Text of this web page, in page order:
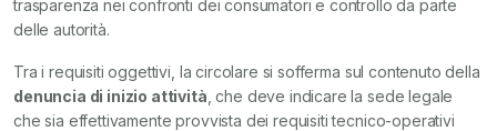
trasparenza nei confronti dei consumatori e controllo da parte
delle autorità.
Tra i requisiti oggettivi, la circolare si sofferma sul contenuto della
denuncia di inizio attività , che deve indicare la sede legale
che sia effettivamente provvista dei requisiti tecnico-operativi